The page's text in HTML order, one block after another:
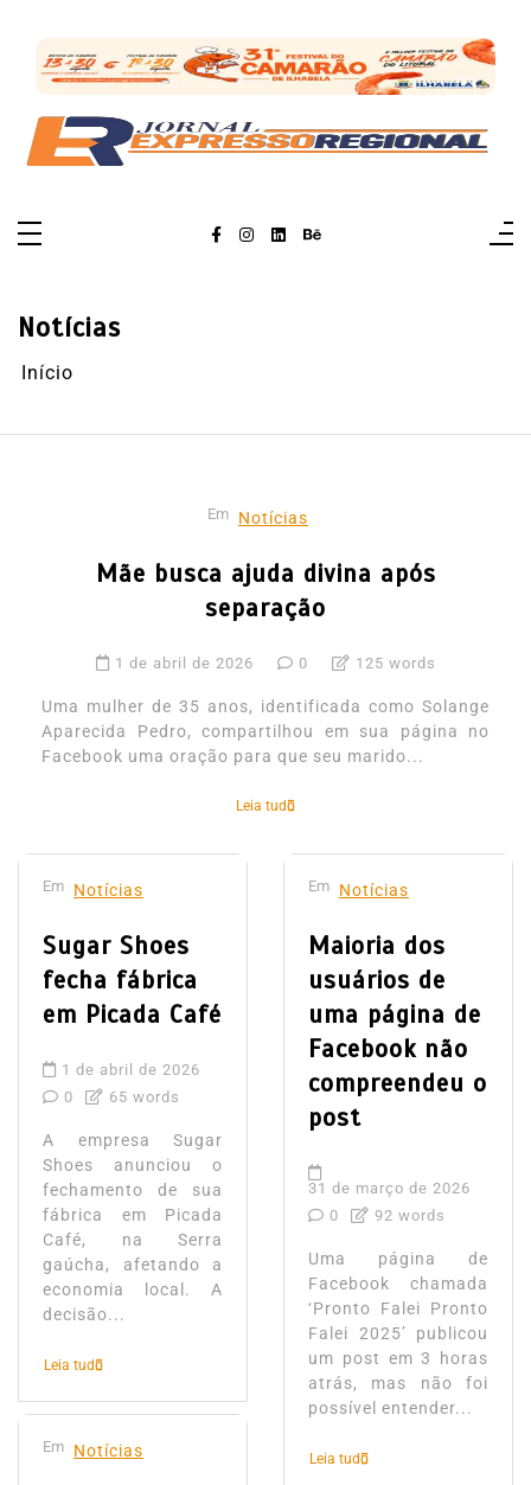
conteúdo
Notícias
Início
Em Notícias
Mãe busca ajuda divina após
separação
1 de abril de 2026 0 125 words
Uma mulher de 35 anos, identificada como Solange
Aparecida Pedro, compartilhou em sua página no
Facebook uma oração para que seu marido...
Leia tudo
Em Notícias
Sugar Shoes
fecha fábrica
em Picada Café
1 de abril de 2026
0
65 words
A empresa Sugar
Shoes anunciou o
fechamento de sua
fábrica em Picada
Café, na Serra
gaúcha, afetando a
economia local. A
decisão...
Leia tudo
Em Notícias
Em Notícias
Maioria dos
usuários de
uma página de
Facebook não
compreendeu o
post
31 de março de 2026
0
92 words
Uma página de
Facebook chamada
‘Pronto Falei Pronto
Falei 2025’ publicou
um post em 3 horas
atrás, mas não foi
possível entender...
Leia tudo